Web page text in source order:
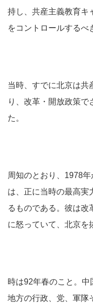
持し、共産主義教育キ
をコントロールするべ
当時、すでに北京は共
り、改革・開放政策で
た。
周知のとおり、1978
は、正に当時の最高実
るものである。彼は改
に怒っていて、北京を
時は92年春のこと。
地方の行政、党、軍隊